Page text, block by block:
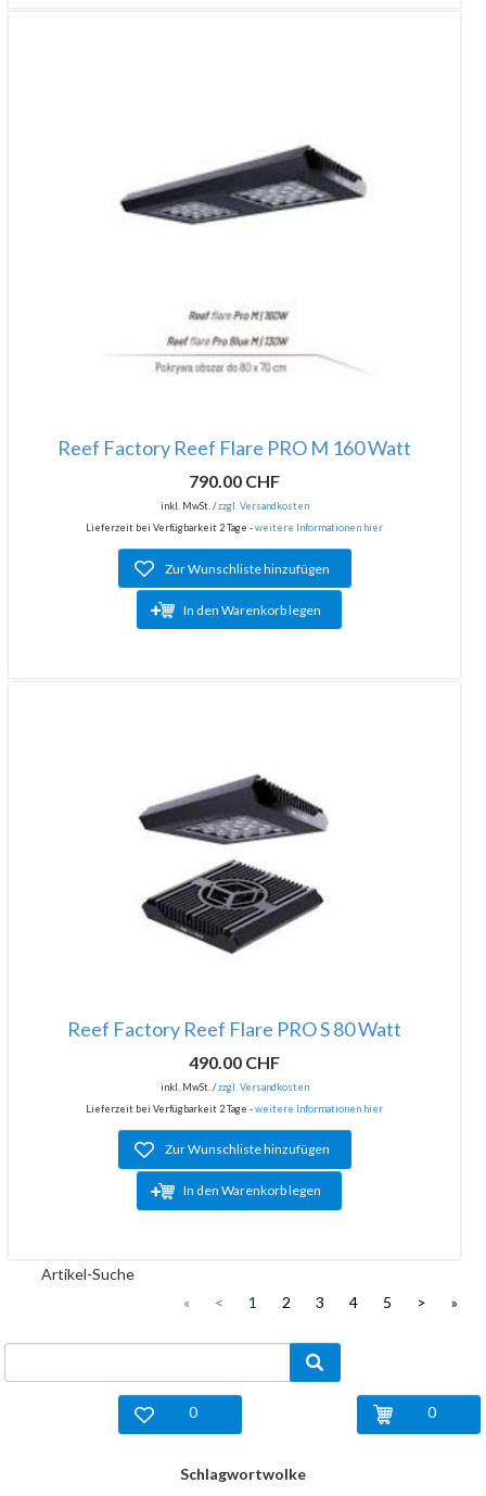
Reef Factory Reef Flare PRO M 160 Watt
790.00 CHF
inkl. MwSt. /zzgl. Versandkosten
Lieferzeit bei Verfügbarkeit 2 Tage -weitere Informationen hier
Zur Wunschliste hinzufügen
In den Warenkorb legen
Reef Factory Reef Flare PRO S 80 Watt
490.00 CHF
inkl. MwSt. /zzgl. Versandkosten
Lieferzeit bei Verfügbarkeit 2 Tage -weitere Informationen hier
Zur Wunschliste hinzufügen
In den Warenkorb legen
« < 1 2 3 4 5 > »
Artikel-Suche
0
0
Schlagwortwolke